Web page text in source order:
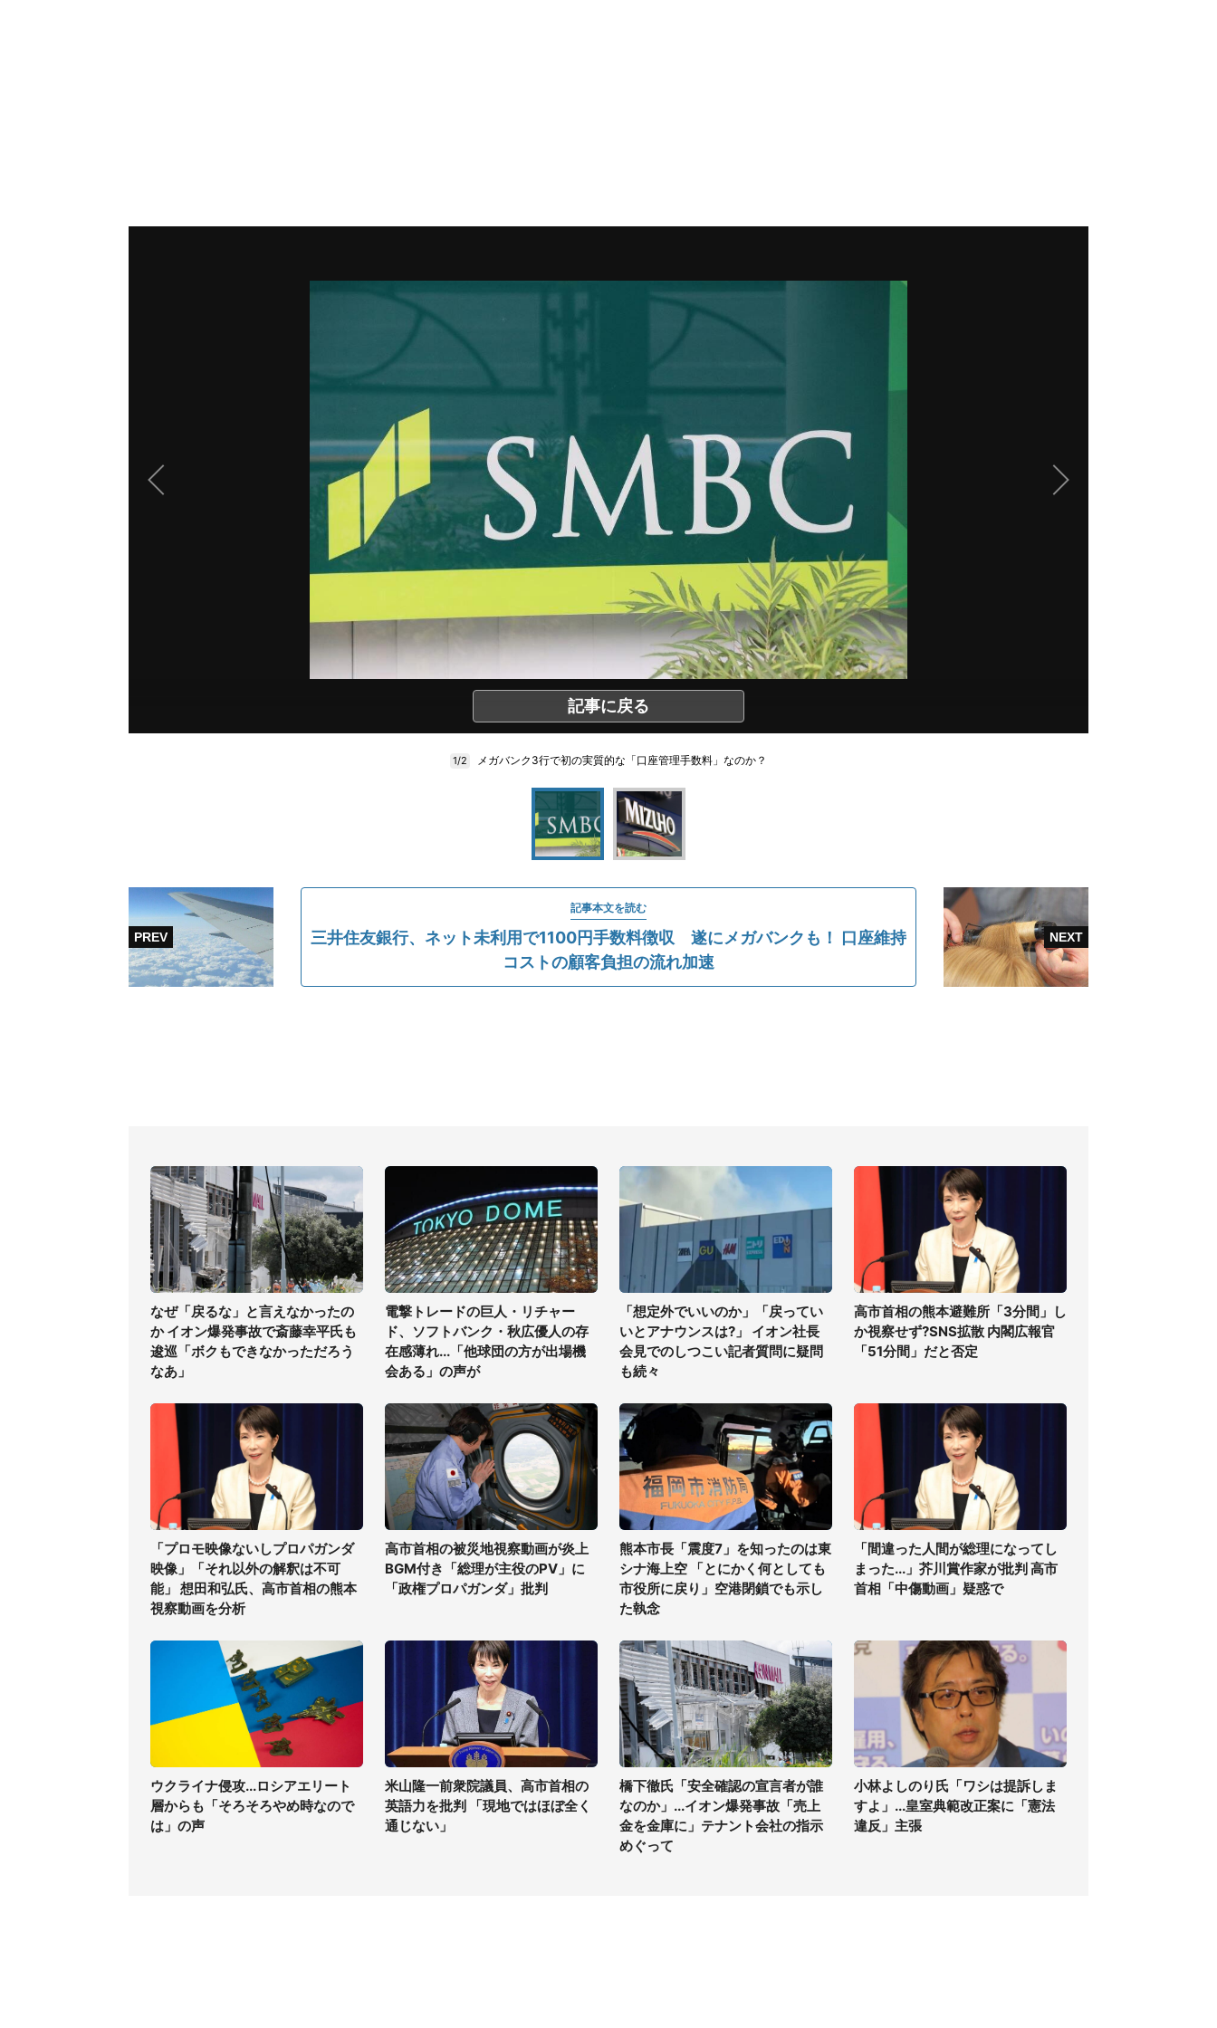
記事に戻る
1/2 メガバンク3行で初の実質的な「口座管理手数料」なのか？
記事本文を読む
三井住友銀行、ネット未利用で1100円手数料徴収 遂にメガバンクも！ 口座維持
コストの顧客負担の流れ加速
なぜ「戻るな」と言えなかったの
か イオン爆発事故で斎藤幸平氏も
逡巡「ボクもできなかっただろう
なあ」
電撃トレードの巨人・リチャー
ド、ソフトバンク・秋広優人の存
在感薄れ...「他球団の方が出場機
会ある」の声が
「想定外でいいのか」「戻ってい
いとアナウンスは?」 イオン社長
会見でのしつこい記者質問に疑問
も続々
高市首相の熊本避難所「3分間」し
か視察せず?SNS拡散 内閣広報官
「51分間」だと否定
「プロモ映像ないしプロパガンダ
映像」「それ以外の解釈は不可
能」 想田和弘氏、高市首相の熊本
視察動画を分析
高市首相の被災地視察動画が炎上
BGM付き「総理が主役のPV」に
「政権プロパガンダ」批判
熊本市長「震度7」を知ったのは東
シナ海上空 「とにかく何としても
市役所に戻り」空港閉鎖でも示し
た執念
「間違った人間が総理になってし
まった...」芥川賞作家が批判 高市
首相「中傷動画」疑惑で
ウクライナ侵攻...ロシアエリート
層からも「そろそろやめ時なので
は」の声
米山隆一前衆院議員、高市首相の
英語力を批判 「現地ではほぼ全く
通じない」
橋下徹氏「安全確認の宣言者が誰
なのか」...イオン爆発事故「売上
金を金庫に」テナント会社の指示
めぐって
小林よしのり氏「ワシは提訴しま
すよ」...皇室典範改正案に「憲法
違反」主張